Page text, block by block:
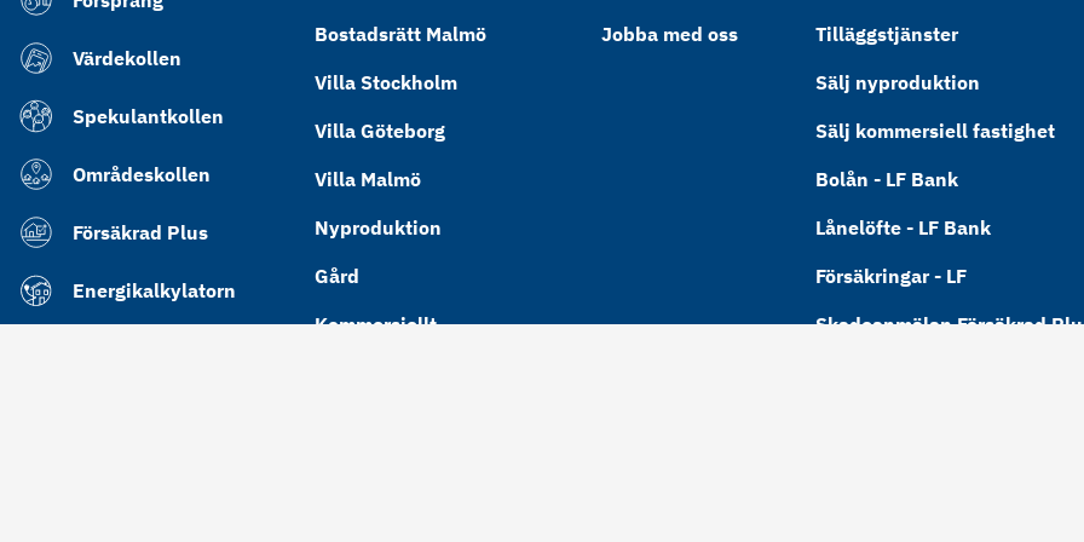
Värdekollen
Spekulantkollen
Områdeskollen
Försäkrad Plus
Energikalkylatorn
Bostadsrätt Malmö
Villa Stockholm
Villa Göteborg
Villa Malmö
Nyproduktion
Gård
Kommersiellt
Jobba med oss
Tilläggstjänster
Sälj nyproduktion
Sälj kommersiell fastighet
Bolån - LF Bank
Lånelöfte - LF Bank
Försäkringar - LF
Skadeanmälan Försäkrad